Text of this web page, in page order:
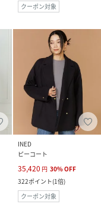
クーポン対象
INED
ピーコート
35,420 円 30%OFF
322ポイント(1倍)
クーポン対象